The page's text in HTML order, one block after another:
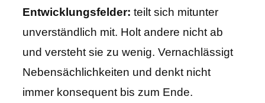
Entwicklungsfelder: teilt sich mitunter
unverständlich mit. Holt andere nicht ab
und versteht sie zu wenig. Vernachlässigt
Nebensächlichkeiten und denkt nicht
immer konsequent bis zum Ende.